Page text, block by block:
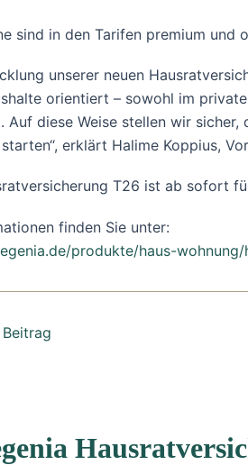
sind in den Tarifen premium und
unserer neuen
orientiert – sowohl im
Auf diese Weise stellen wir
erklärt Halime Koppius,
T26 ist ab sofort
finden Sie unter:
produkte/haus-